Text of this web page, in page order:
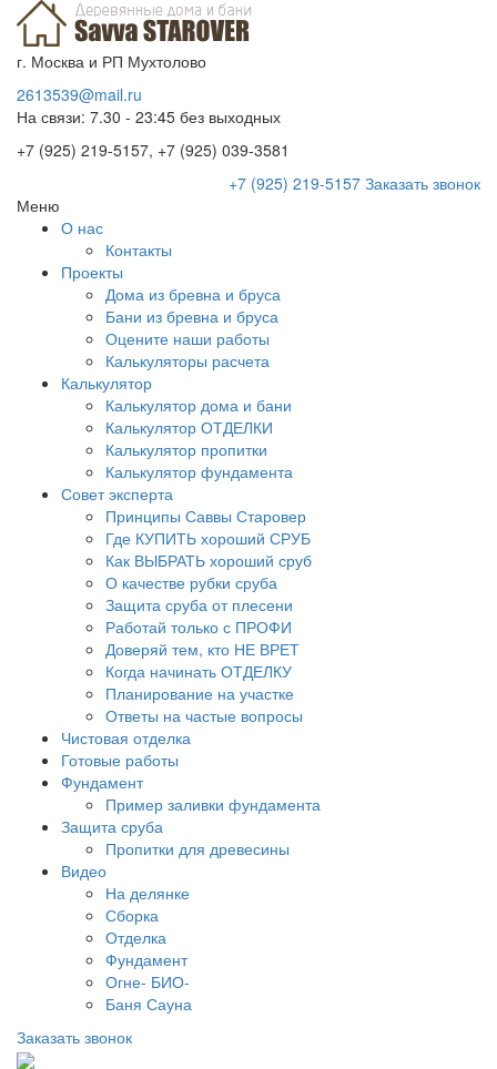
г. Москва и РП Мухтолово
2613539@mail.ru
На связи: 7.30 - 23:45 без выходных
+7 (925) 219-5157, +7 (925) 039-3581
+7 (925) 219-5157 Заказать звонок
Меню
О нас
Контакты
Проекты
Дома из бревна и бруса
Бани из бревна и бруса
Оцените наши работы
Калькуляторы расчета
Калькулятор
Калькулятор дома и бани
Калькулятор ОТДЕЛКИ
Калькулятор пропитки
Калькулятор фундамента
Совет эксперта
Принципы Саввы Старовер
Где КУПИТЬ хороший СРУБ
Как ВЫБРАТЬ хороший сруб
О качестве рубки сруба
Защита сруба от плесени
Работай только с ПРОФИ
Доверяй тем, кто НЕ ВРЕТ
Когда начинать ОТДЕЛКУ
Планирование на участке
Ответы на частые вопросы
Чистовая отделка
Готовые работы
Фундамент
Пример заливки фундамента
Защита сруба
Пропитки для древесины
Видео
На делянке
Сборка
Отделка
Фундамент
Огне- БИО-
Баня Сауна
Заказать звонок